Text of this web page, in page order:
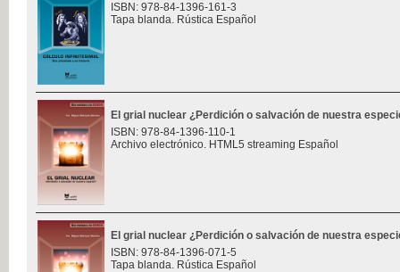
ISBN: 978-84-1396-161-3
Tapa blanda. Rústica Español
El grial nuclear ¿Perdición o salvación de nuestra
ISBN: 978-84-1396-110-1
Archivo electrónico. HTML5 streaming Español
El grial nuclear ¿Perdición o salvación de nuestra
ISBN: 978-84-1396-071-5
Tapa blanda. Rústica Español